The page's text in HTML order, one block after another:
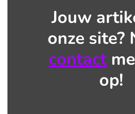
Jouw
onze site?
contact
op!